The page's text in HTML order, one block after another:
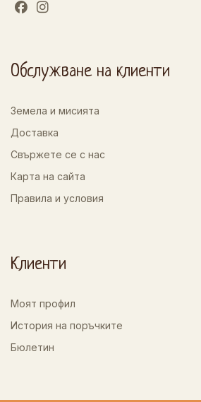
Обслужване на клиенти
Земела и мисията
Доставка
Свържете се с нас
Карта на сайта
Правила и условия
Клиенти
Моят профил
История на поръчките
Бюлетин